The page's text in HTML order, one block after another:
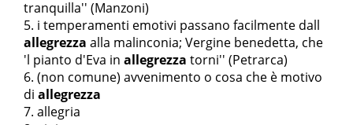
tranquilla'' (Manzoni)
i temperamenti emotivi passano facilmente dall
allegrezza alla malinconia; Vergine benedetta, che
'l pianto d'Eva in allegrezza torni'' (Petrarca)
(non comune) avvenimento o cosa che è motivo
di allegrezza
allegria